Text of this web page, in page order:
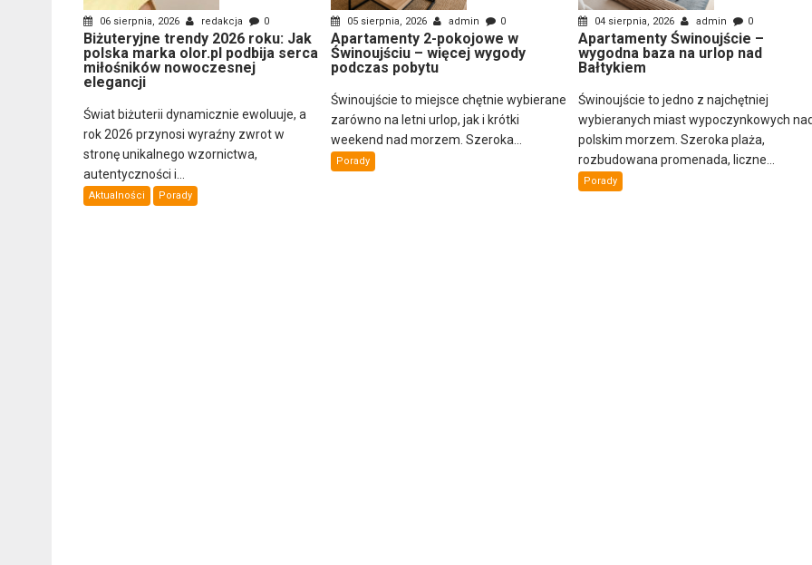
06 sierpnia, 2026 redakcja 0
Biżuteryjne trendy 2026 roku: Jak
polska marka olor.pl podbija serca
miłośników nowoczesnej
elegancji
Świat biżuterii dynamicznie ewoluuje, a
rok 2026 przynosi wyraźny zwrot w
stronę unikalnego wzornictwa,
autentyczności i...
Aktualności Porady
05 sierpnia, 2026 admin 0
Apartamenty 2-pokojowe w
Świnoujściu – więcej wygody
podczas pobytu
Świnoujście to miejsce chętnie wybierane
zarówno na letni urlop, jak i krótki
weekend nad morzem. Szeroka...
Porady
04 sierpnia, 2026 admin 0
Apartamenty Świnoujście –
wygodna baza na urlop nad
Bałtykiem
Świnoujście to jedno z najchętniej
wybieranych miast wypoczynkowych
polskim morzem. Szeroka plaża,
rozbudowana promenada, liczne...
Porady